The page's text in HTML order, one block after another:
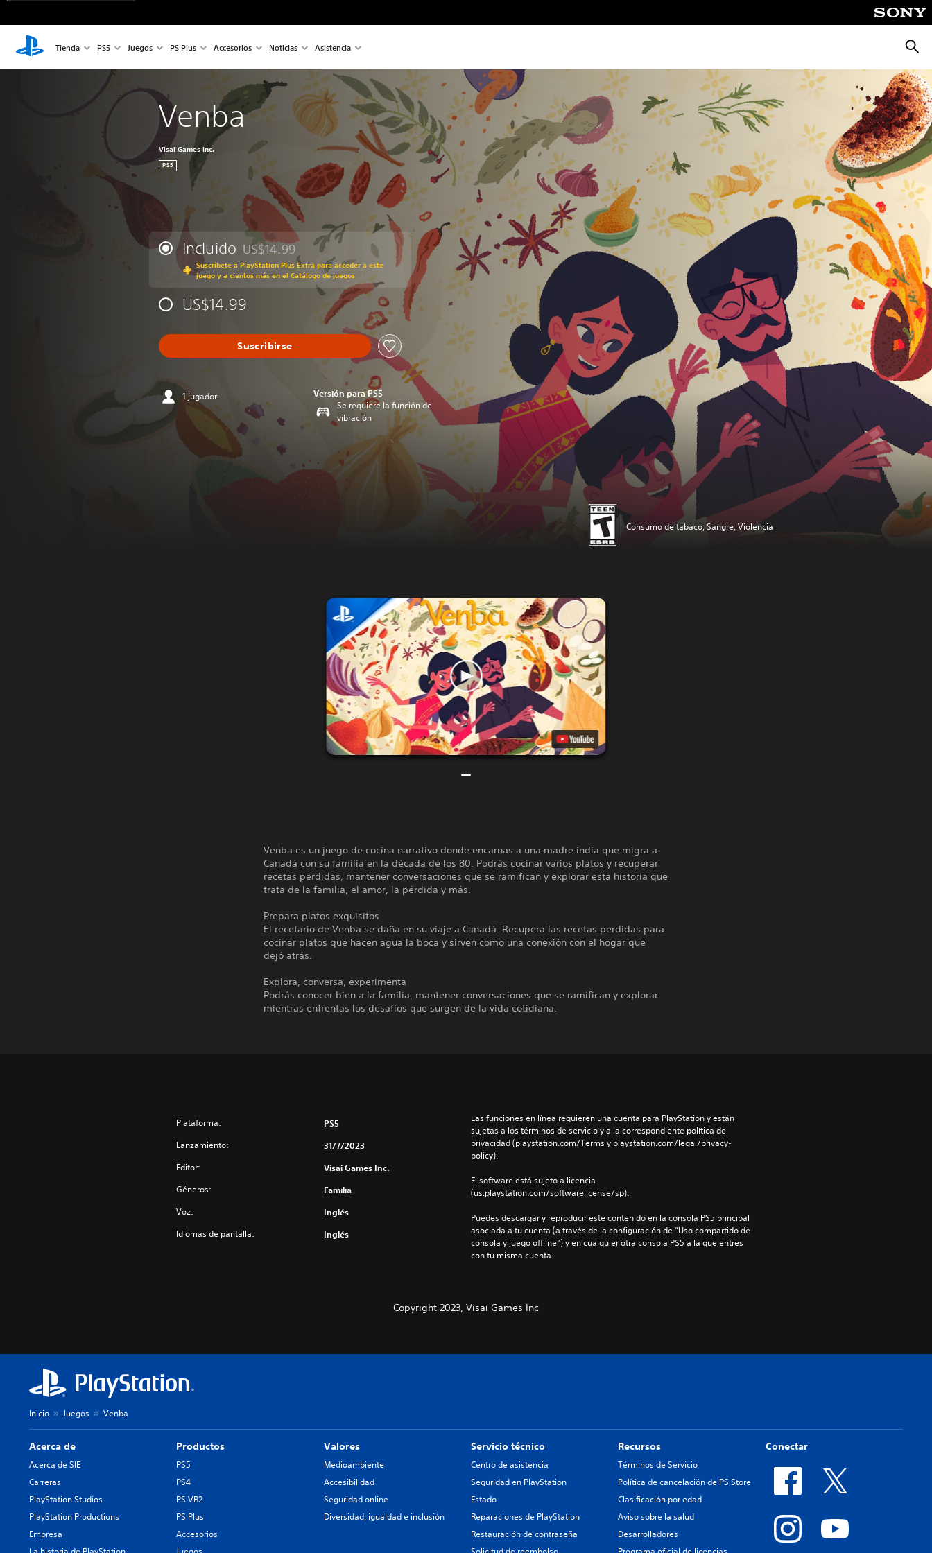
Tienda PS5 Juegos PS Plus Accesorios Noticias Asistencia
Venba
Visai Games Inc.
PS5
Incluido Rebajado del precio original de US$14.99
US$14.99
Suscríbete a PlayStation Plus Extra para acceder a este
juego y a cientos más en el Catálogo de juegos
US$14.99
Suscribirse
1 jugador Versión para PS5
Se requiere la función de
vibración
Consumo de tabaco, Sangre, Violencia
Venba es un juego de cocina narrativo donde encarnas a una madre india que migra a
Canadá con su familia en la década de los 80. Podrás cocinar varios platos y recuperar
recetas perdidas, mantener conversaciones que se ramifican y explorar esta historia que
trata de la familia, el amor, la pérdida y más.
Prepara platos exquisitos
El recetario de Venba se daña en su viaje a Canadá. Recupera las recetas perdidas para
cocinar platos que hacen agua la boca y sirven como una conexión con el hogar que
dejó atrás.
Explora, conversa, experimenta
Podrás conocer bien a la familia, mantener conversaciones que se ramifican y explorar
mientras enfrentas los desafíos que surgen de la vida cotidiana.
Plataforma: PS5
Lanzamiento: 31/7/2023
Editor: Visai Games Inc.
Géneros: Familia
Voz: Inglés
Idiomas de pantalla: Inglés
Las funciones en línea requieren una cuenta para PlayStation y están
sujetas a los términos de servicio y a la correspondiente política de
privacidad (playstation.com/Terms y playstation.com/legal/privacy-
policy).
El software está sujeto a licencia
(us.playstation.com/softwarelicense/sp).
Puedes descargar y reproducir este contenido en la consola PS5 principal
asociada a tu cuenta (a través de la configuración de “Uso compartido de
consola y juego offline”) y en cualquier otra consola PS5 a la que entres
con tu misma cuenta.
Copyright 2023, Visai Games Inc
Inicio Juegos Venba
Acerca de
Acerca de SIE
Carreras
PlayStation Studios
PlayStation Productions
Empresa
Productos
PS5
PS4
PS VR2
PS Plus
Accesorios
Valores
Medioambiente
Accesibilidad
Seguridad online
Diversidad, igualdad e inclusión
Servicio técnico
Centro de asistencia
Seguridad en PlayStation
Estado
Reparaciones de PlayStation
Restauración de contraseña
Recursos
Términos de Servicio
Política de cancelación de PS Store
Clasificación por edad
Aviso sobre la salud
Desarrolladores
Conectar